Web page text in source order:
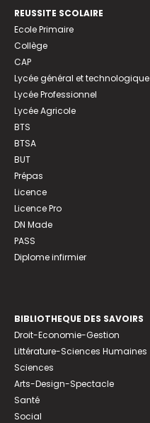
REUSSITE SCOLAIRE
Ecole Primaire
Collège
CAP
Lycée général et technologique
Lycée Professionnel
Lycée Agricole
BTS
BTSA
BUT
Prépas
Licence
Licence Pro
DN Made
PASS
Diplome infirmier
BIBLIOTHEQUE DES SAVOIRS
Droit-Economie-Gestion
Littérature-Sciences Humaines
Sciences
Arts-Design-Spectacle
Santé
Social